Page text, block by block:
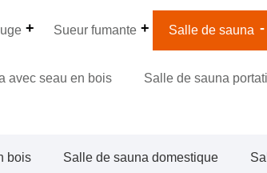
Sueur fumante Salle de sauna
avec seau en bois Salle de sauna
bois Salle de sauna domestique